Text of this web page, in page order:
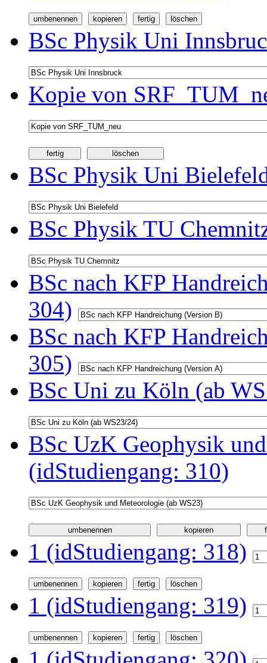
BSc Physik Uni
Kopie von
BSc Physik Uni
BSc Physik TU
BSc nach KFP
304)
BSc nach KFP
305)
BSc Uni zu Köln (ab
BSc UzK Geophysik
(idStudiengang: 310)
1 (idStudiengang: 318)
1 (idStudiengang: 319)